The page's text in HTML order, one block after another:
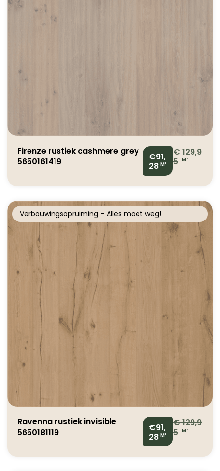
Firenze rustiek cashmere grey
5650161419
€91,
28 M²
€129,9
5 M²
Verbouwingsopruiming – Alles moet weg!
Ravenna rustiek invisible
5650181119
€91,
28 M²
€129,9
5 M²